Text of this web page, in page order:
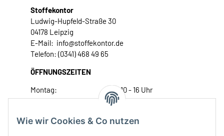
Wie wir Cookies & Co nutzen
Stoffekontor
Ludwig-Hupfeld-Straße 30
04178 Leipzig
E-Mail: info@stoffekontor.de
Telefon: (0341) 468 49 65
ÖFFNUNGSZEITEN
Montag:
10 - 16 Uhr
Dienstag:
10 - 16 Uhr
Donnerstag:
10 - 18 Uhr